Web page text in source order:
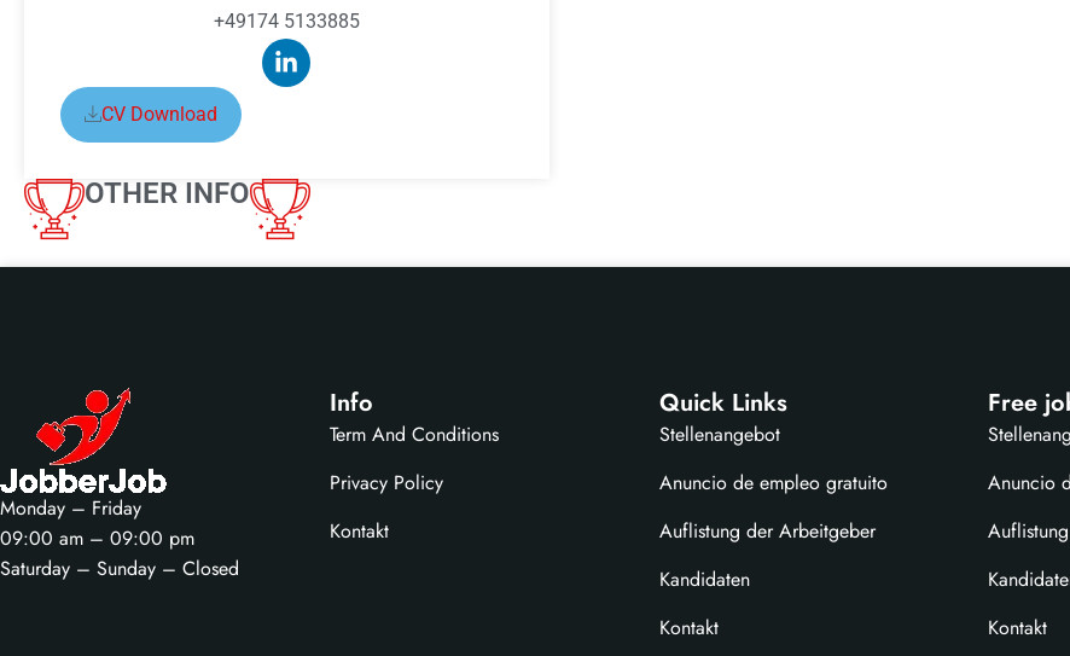
+49174 5133885
CV Download
OTHER INFO
Monday – Friday
09:00 am – 09:00 pm
Saturday – Sunday – Closed
Info
Term And Conditions
Privacy Policy
Kontakt
Quick Links
Stellenangebot
Anuncio de empleo gratuito
Auflistung der Arbeitgeber
Kandidaten
Kontakt
Free
Anuncio
Kontakt